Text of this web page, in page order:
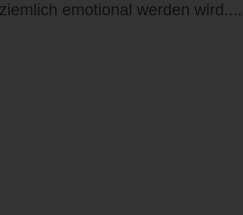
ziemlich emotional werden wird....